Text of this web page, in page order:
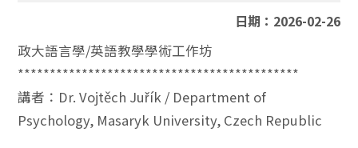
日期：2026-02-26
政大語言學/英語教學學術工作坊
********************************************
講者：Dr. Vojtěch Juřík / Department of
Psychology, Masaryk University, Czech Republic